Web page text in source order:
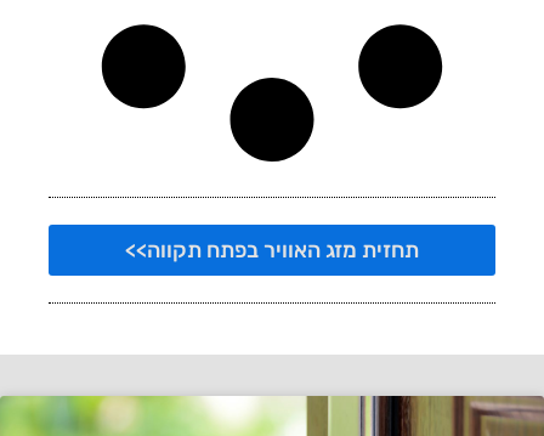
תחזית מזג האוויר בפתח תקווה>>